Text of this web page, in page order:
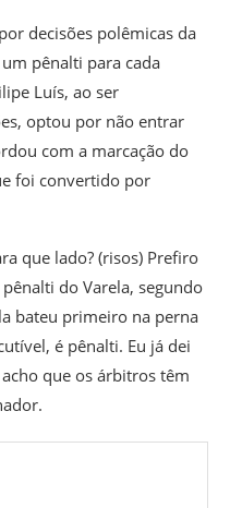
decisões polêmicas da
pênalti para cada
Luís, ao ser
optou por não entrar
com a marcação do
foi convertido por
que lado? (risos) Prefiro
do Varela, segundo
bateu primeiro na perna
é pênalti. Eu já dei
que os árbitros têm